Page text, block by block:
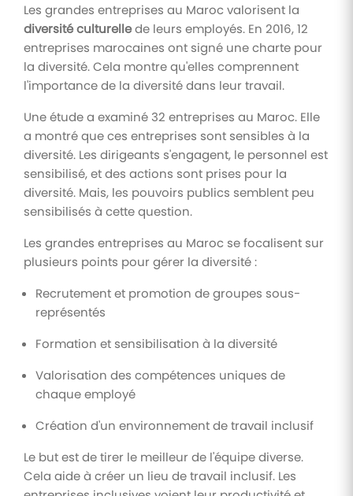
Les grandes entreprises au Maroc valorisent la
diversité culturellede leurs employés. En 2016, 12
entreprises marocaines ont signé une charte pour
la diversité. Cela montre qu'elles comprennent
l'importance de la diversité dans leur travail.
Une étude a examiné 32 entreprises au Maroc. Elle
a montré que ces entreprises sont sensibles à la
diversité. Les dirigeants s'engagent, le personnel est
sensibilisé, et des actions sont prises pour la
diversité. Mais, les pouvoirs publics semblent peu
sensibilisés à cette question.
Les grandes entreprises au Maroc se focalisent sur
plusieurs points pour gérer la diversité :
Recrutement et promotion de groupes sous-
représentés
Formation et sensibilisation à la diversité
Valorisation des compétences uniques de
chaque employé
Création d'un environnement de travail inclusif
Le but est de tirer le meilleur de l'équipe diverse.
Cela aide à créer un lieu de travail inclusif. Les